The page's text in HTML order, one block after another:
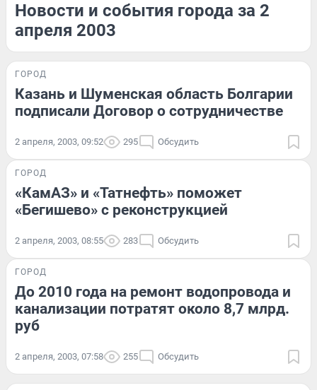
Новости и события города за 2
апреля 2003
ГОРОД
Казань и Шуменская область Болгарии
подписали Договор о сотрудничестве
2 апреля, 2003, 09:52 295 Обсудить
ГОРОД
«КамАЗ» и «Татнефть» поможет
«Бегишево» с реконструкцией
2 апреля, 2003, 08:55 283 Обсудить
ГОРОД
До 2010 года на ремонт водопровода и
канализации потратят около 8,7 млрд.
руб
2 апреля, 2003, 07:58 255 Обсудить